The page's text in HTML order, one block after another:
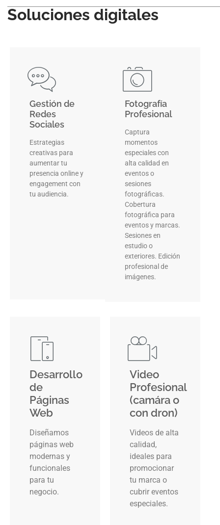
Soluciones digitales
Gestión de
Redes
Sociales
Estrategias
creativas para
aumentar tu
presencia online y
engagement con
tu audiencia.
Fotografía
Profesional
Captura
momentos
especiales con
alta calidad en
eventos o
sesiones
fotográficas.
Cobertura
fotográfica para
eventos y marcas.
Sesiones en
estudio o
exteriores. Edición
profesional de
imágenes.
Desarrollo
de
Páginas
Web
Diseñamos
páginas web
modernas y
funcionales
para tu
negocio.
Video
Profesional
(camára o
con dron)
Videos de alta
calidad,
ideales para
promocionar
tu marca o
cubrir eventos
especiales.